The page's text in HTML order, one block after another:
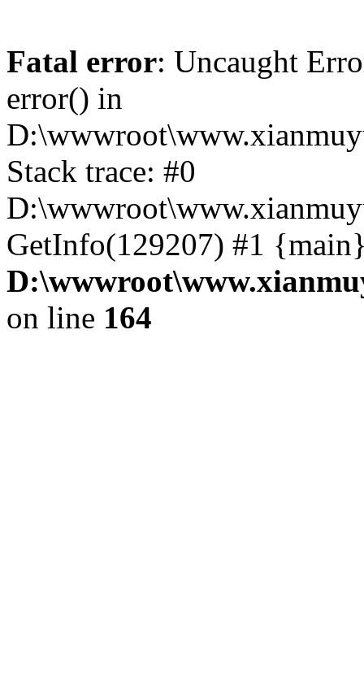
Fatal error: Uncaught
error() in
Stack trace: #0
GetInfo(129207) #1
on line 164